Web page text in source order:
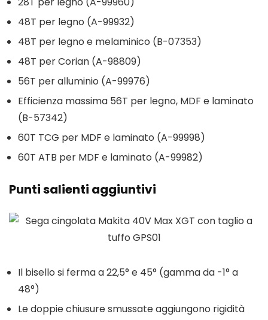
48T per legno (A-99932)
48T per legno e melaminico (B-07353)
48T per Corian (A-98809)
56T per alluminio (A-99976)
Efficienza massima 56T per legno, MDF e laminato
(B-57342)
60T TCG per MDF e laminato (A-99998)
60T ATB per MDF e laminato (A-99982)
Punti salienti aggiuntivi
Il bisello si ferma a 22,5° e 45° (gamma da -1° a
48°)
Le doppie chiusure smussate aggiungono rigidità